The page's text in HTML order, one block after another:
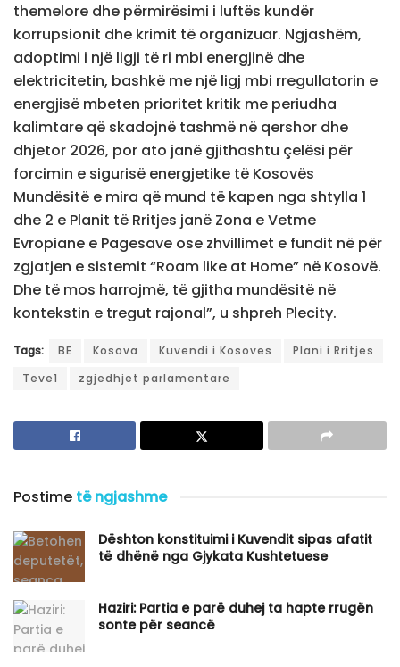
themelore dhe përmirësimi i luftës kundër
korrupsionit dhe krimit të organizuar. Ngjashëm,
adoptimi i një ligji të ri mbi energjinë dhe
elektricitetin, bashkë me një ligj mbi rregullatorin e
energjisë mbeten prioritet kritik me periudha
kalimtare që skadojnë tashmë në qershor dhe
dhjetor 2026, por ato janë gjithashtu çelësi për
forcimin e sigurisë energjetike të Kosovës
Mundësitë e mira që mund të kapen nga shtylla 1
dhe 2 e Planit të Rritjes janë Zona e Vetme
Evropiane e Pagesave ose zhvillimet e fundit në për
zgjatjen e sistemit “Roam like at Home” në Kosovë.
Dhe të mos harrojmë, të gjitha mundësitë në
kontekstin e tregut rajonal”, u shpreh Plecity.
Tags: BE Kosova Kuvendi i Kosoves
Plani i Rritjes
Teve1
zgjedhjet parlamentare
Postime të ngjashme
Dështon konstituimi i Kuvendit sipas afatit
të dhënë nga Gjykata Kushtetuese
Haziri: Partia e parë duhej ta hapte rrugën
sonte për seancë